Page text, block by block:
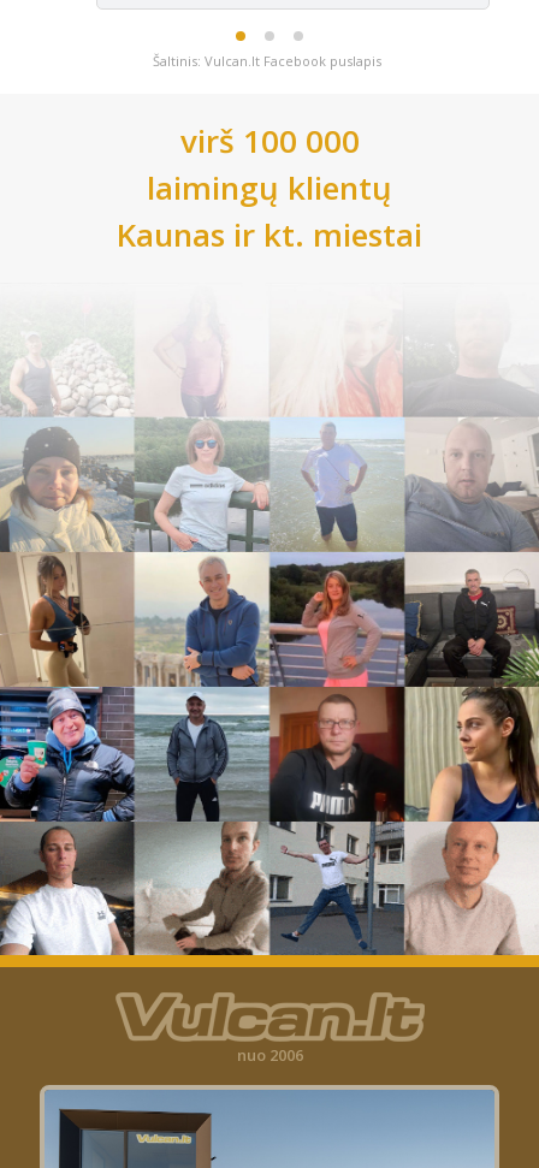
Šaltinis: Vulcan.lt Facebook puslapis
virš 100 000
laimingų klientų
Kaunas ir kt. miestai
nuo 2006